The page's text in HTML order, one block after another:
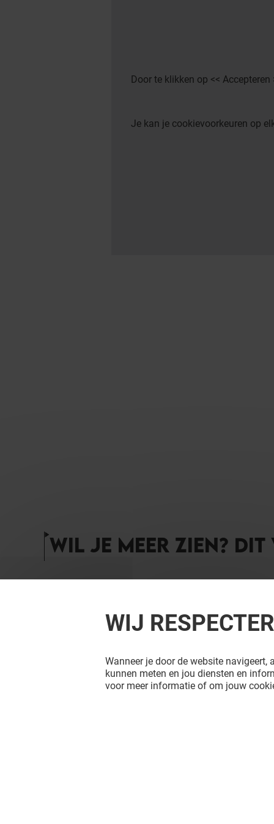
Door te klikken op <<
Je kan je cookievoorkeuren op
WIL JE MEER ZIEN?
WIJ
Wanneer je door de website navigeert,
kunnen meten en jou diensten en
voor meer informatie of om jouw